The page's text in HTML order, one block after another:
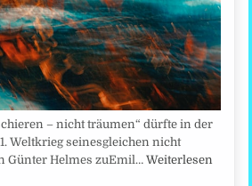
– nicht träumen“ dürfte in der
Weltkrieg seinesgleichen nicht
Günter Helmes zuEmil…Weiterlesen